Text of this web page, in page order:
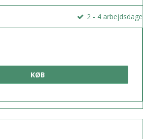
2 - 4 arbejdsdage
KØB